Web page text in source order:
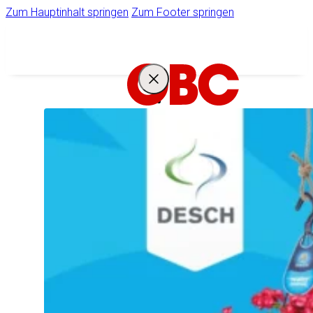
Zum Hauptinhalt springen Zum Footer springen
STARKER
PARTNER
Unternehmen
Ihr Zugang